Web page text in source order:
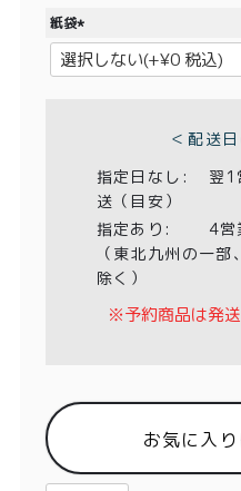
ご利用ガイド
プライバシーポリシー
特定商取引法に基づく表
紙袋
(
必
＜配送
指定日なし:
翌1
送（目安）
指定あり:
4営
（東北九州の一
除く）
※予約商品は発送
お気に入